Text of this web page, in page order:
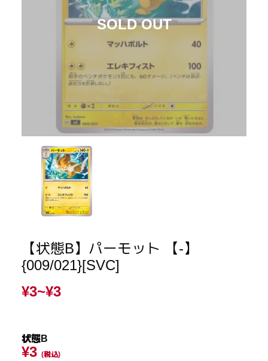
【状態B】パーモット 【-】
{009/021}[SVC]
¥3~¥3
状態B
¥3 (税込)